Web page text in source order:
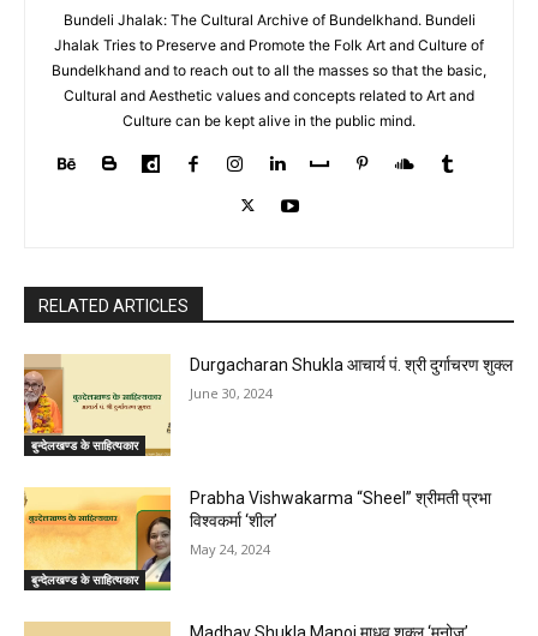
Bundeli Jhalak: The Cultural Archive of Bundelkhand. Bundeli
Jhalak Tries to Preserve and Promote the Folk Art and Culture of
Bundelkhand and to reach out to all the masses so that the basic,
Cultural and Aesthetic values and concepts related to Art and
Culture can be kept alive in the public mind.
RELATED ARTICLES
बुन्देलखण्ड के साहित्यकार
Durgacharan Shukla आचार्य पं. श्री दुर्गाचरण शुक्ल
June 30, 2024
बुन्देलखण्ड के साहित्यकार
Prabha Vishwakarma “Sheel” श्रीमती प्रभा
विश्वकर्मा ‘शील’
May 24, 2024